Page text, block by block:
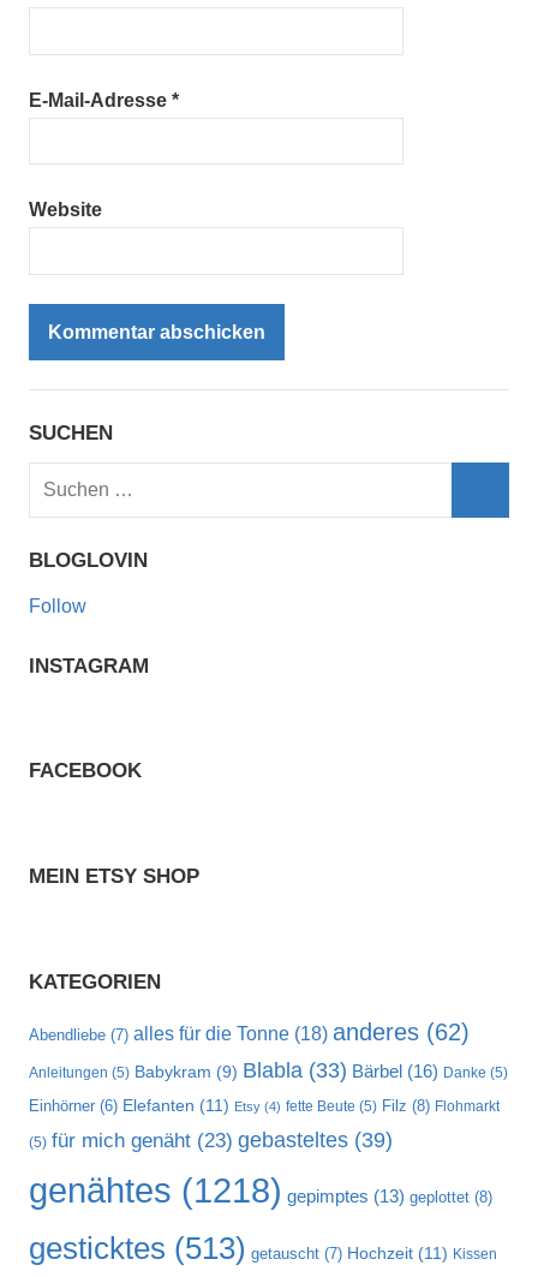
E-Mail-Adresse *
Website
SUCHEN
Suchen
BLOGLOVIN
Follow
INSTAGRAM
FACEBOOK
MEIN ETSY SHOP
KATEGORIEN
Abendliebe (7) alles für die Tonne (18) anderes (62)
Anleitungen (5) Babykram (9) Blabla (33) Bärbel (16) Danke (5)
Einhörner (6) Elefanten (11) Etsy (4) fette Beute (5) Filz (8) Flohmarkt
(5) für mich genäht (23) gebasteltes (39)
genähtes (1218) gepimptes (13) geplottet (8)
gesticktes (513) getauscht (7) Hochzeit (11) Kissen